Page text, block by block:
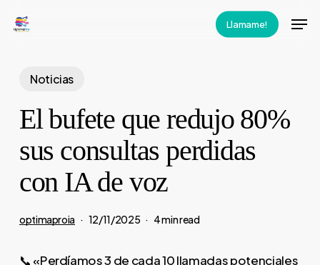
content
Llamame!
Noticias
El bufete que redujo 80%
sus consultas perdidas
con IA de voz
optimaproia 12/11/2025 4 min read
📞 «Perdíamos 3 de cada 10 llamadas potenciales